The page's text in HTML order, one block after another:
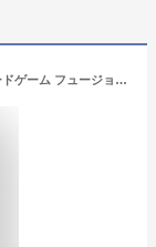
BANDAI バンダイ ドラゴンボールスーパーカードゲーム フュージョンワールド スタートデッキ フリーザ【FS04】